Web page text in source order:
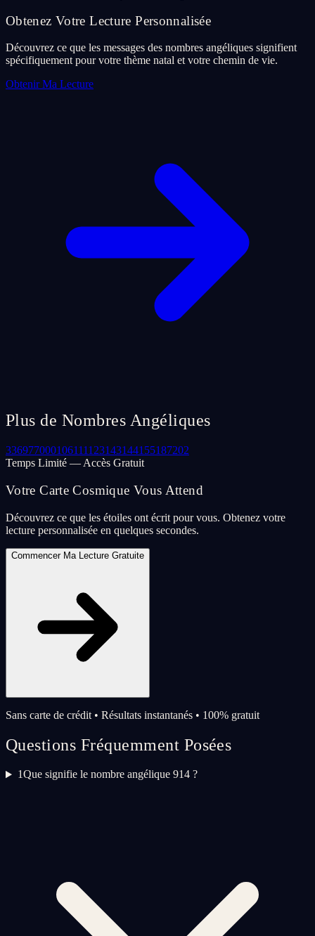
Obtenez Votre Lecture Personnalisée
Découvrez ce que les messages des nombres angéliques signifient
spécifiquement pour votre thème natal et votre chemin de vie.
Obtenir Ma Lecture
Plus de Nombres Angéliques
336977000106111123143144155187202
Temps Limité — Accès Gratuit
Votre Carte Cosmique Vous Attend
Découvrez ce que les étoiles ont écrit pour vous. Obtenez votre
lecture personnalisée en quelques secondes.
Commencer Ma Lecture Gratuite
Sans carte de crédit • Résultats instantanés • 100% gratuit
Questions Fréquemment Posées
1Que signifie le nombre angélique 914 ?